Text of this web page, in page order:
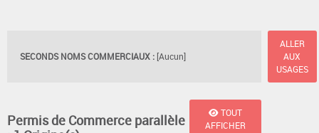
SECONDS NOMS COMMERCIAUX : [Aucun]
ALLER
AUX
USAGES
Permis de Commerce parallèle
TOUT
AFFICHER